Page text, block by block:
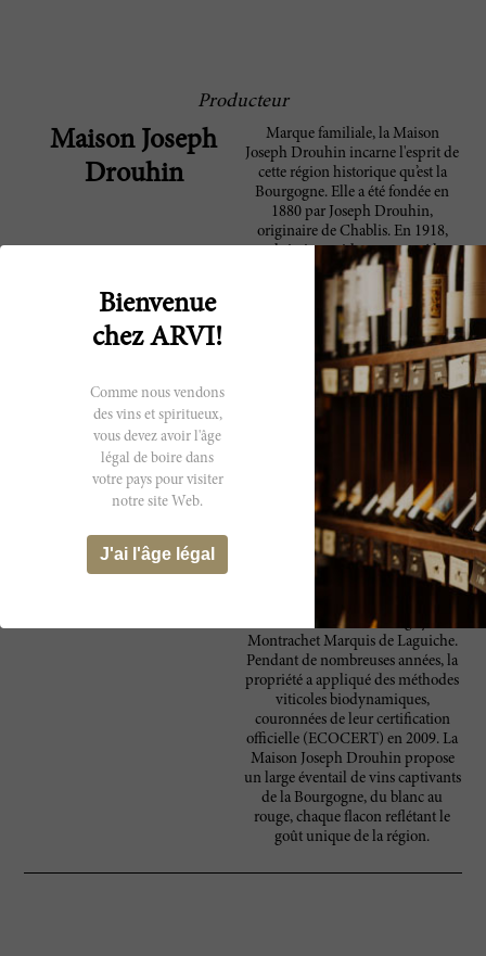
Producteur
Maison Joseph
Drouhin
Marque familiale, la Maison
Joseph Drouhin incarne l'esprit de
cette région historique qu’est la
Bourgogne. Elle a été fondée en
1880 par Joseph Drouhin,
originaire de Chablis. En 1918,
celui-ci a rapidement passé le
flambeau à son fils Maurice et
l’entreprise a acquis le vignoble
mythique de Beaune, le Clos des
Mouches. La quatrième génération
des Drouhin est aujourd’hui aux
commandes d’une des plus
grandes propriétés
bourguignonnes, qui compte
appellations différentes. Ses
vignobles quadrillent la région
toute entière, de Chablis à la Côte
de Nuits, la Côte de Beaune et la
Côte Chalonnaise, mais la majorité
d'entre eux sont classés Premier et
meilleurs terroirs de Musigny et de
Montrachet Marquis de Laguiche.
Pendant de nombreuses années, la
propriété a appliqué des méthodes
viticoles biodynamiques,
couronnées de leur certification
officielle (ECOCERT) en 2009. La
Maison Joseph Drouhin propose
un large éventail de vins captivants
de la Bourgogne, du blanc au
rouge, chaque flacon reflétant le
goût unique de la région.
Bienvenue
chez ARVI!
Comme nous vendons
des vins et spiritueux,
vous devez avoir l'âge
légal de boire dans
votre pays pour visiter
notre site Web.
J'ai l'âge légal